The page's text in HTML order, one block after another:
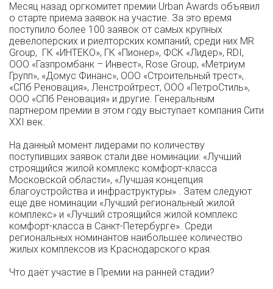
Месяц назад оргкомитет премии Urban Awards объявил
о старте приема заявок на участие. За это время
поступило более 100 заявок от самых крупных
девелоперских и риелторских компаний, среди них MR
Group, ГК «ИНТЕКО», ГК «Пионер», ФСК «Лидер», RDI,
ООО «Газпромбанк – Инвест», Rose Group, «Метриум
Групп», «Домус Финанс», ООО «Строительный трест»,
«СПб Реновация», Ленстройтрест, ООО «ПетроСтиль»,
ООО «СПб Реновация» и другие. Генеральным
партнером премии в этом году выступает компания Сити
XXI век.
На данный момент лидерами по количеству
поступивших заявок стали две номинации: «Лучший
строящийся жилой комплекс комфорт-класса
Московской области», «Лучшая концепция
благоустройства и инфраструктуры» . Затем следуют
еще две номинации «Лучший региональный жилой
комплекс» и «Лучший строящийся жилой комплекс
комфорт-класса в Санкт-Петербурге». Среди
региональных номинантов наибольшее количество
жилых комплексов из Краснодарского края.
Что даёт участие в Премии на ранней стадии?